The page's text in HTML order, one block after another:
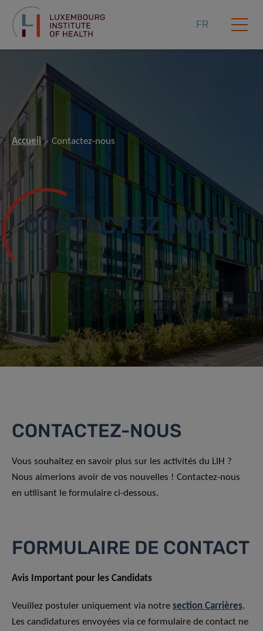
FR
Accueil Contactez-nous
CONTACTEZ-NOUS
CONTACTEZ-NOUS
Vous souhaitez en savoir plus sur les activités du LIH ?
Nous aimerions avoir de vos nouvelles ! Contactez-nous
en utilisant le formulaire ci-dessous.
FORMULAIRE DE CONTACT
Avis Important pour les Candidats
Veuillez postuler uniquement via notre section Carrières.
Les candidatures envoyées via ce formulaire de contact ne